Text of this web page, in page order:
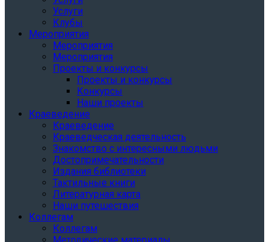
Услуги
Клубы
Мероприятия
Мероприятия
Мероприятия
Проекты и конкурсы
Проекты и конкурсы
Конкурсы
Наши проекты
Краеведение
Краеведение
Краеведческая деятельность
Знакомство с интересными людьми
Достопримечательности
Издания библиотеки
Тактильные книги
Литературная карта
Наши путешествия
Коллегам
Коллегам